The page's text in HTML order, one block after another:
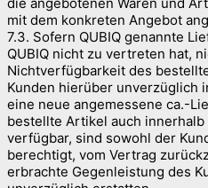
mit dem konkreten Angebot
7.3. Sofern QUBIQ genannte
QUBIQ nicht zu vertreten hat,
Nichtverfügbarkeit des
Kunden hierüber unverzüglich
eine neue angemessene ca.-
bestellte Artikel auch
verfügbar, sind sowohl der
berechtigt, vom Vertrag
erbrachte Gegenleistung des